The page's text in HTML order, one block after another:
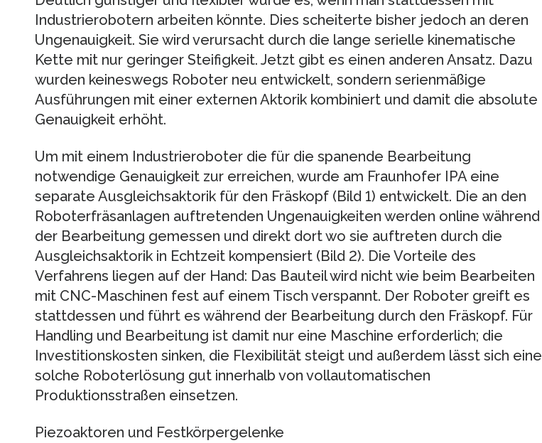
Industrierobotern arbeiten könnte. Dies scheiterte bisher jedoch an deren
Ungenauigkeit. Sie wird verursacht durch die lange serielle kinematische
Kette mit nur geringer Steifigkeit. Jetzt gibt es einen anderen Ansatz. Dazu
wurden keineswegs Roboter neu entwickelt, sondern serienmäßige
Ausführungen mit einer externen Aktorik kombiniert und damit die absolute
Genauigkeit erhöht.
Um mit einem Industrieroboter die für die spanende Bearbeitung
notwendige Genauigkeit zur erreichen, wurde am Fraunhofer IPA eine
separate Ausgleichsaktorik für den Fräskopf (Bild 1) entwickelt. Die an den
Roboterfräsanlagen auftretenden Ungenauigkeiten werden online während
der Bearbeitung gemessen und direkt dort wo sie auftreten durch die
Ausgleichsaktorik in Echtzeit kompensiert (Bild 2). Die Vorteile des
Verfahrens liegen auf der Hand: Das Bauteil wird nicht wie beim Bearbeiten
mit CNC-Maschinen fest auf einem Tisch verspannt. Der Roboter greift es
stattdessen und führt es während der Bearbeitung durch den Fräskopf. Für
Handling und Bearbeitung ist damit nur eine Maschine erforderlich; die
Investitionskosten sinken, die Flexibilität steigt und außerdem lässt sich eine
solche Roboterlösung gut innerhalb von vollautomatischen
Produktionsstraßen einsetzen.
Piezoaktoren und Festkörpergelenke